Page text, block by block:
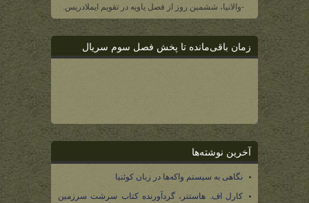
-والانیا، ششمین روز از فصل یاویه در تقویم ایملادریس.
زمان باقی‌مانده تا پخش فصل سوم سریال
آخرین نوشته‌ها
نگاهی به سیستم واکه‌ها در زبان کوئنیا
کارل اف. هاستتر، گردآورنده کتاب سرشت سرزمین